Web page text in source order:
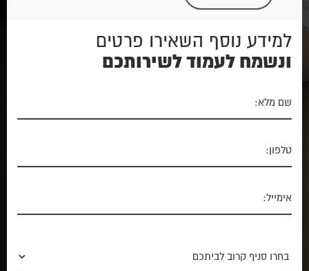
למידע נוסף השאירו פרטים
ונשמח לעמוד לשירותכם